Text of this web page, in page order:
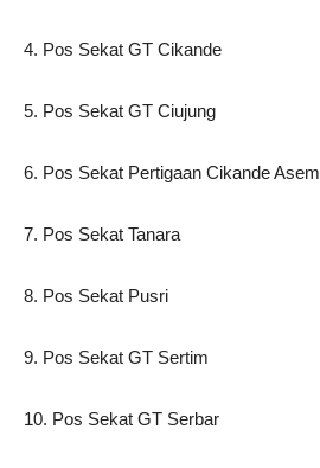
4. Pos Sekat GT Cikande
5. Pos Sekat GT Ciujung
6. Pos Sekat Pertigaan Cikande Asem
7. Pos Sekat Tanara
8. Pos Sekat Pusri
9. Pos Sekat GT Sertim
10. Pos Sekat GT Serbar